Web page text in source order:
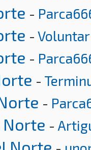
-
-
-
-
-
Norte -